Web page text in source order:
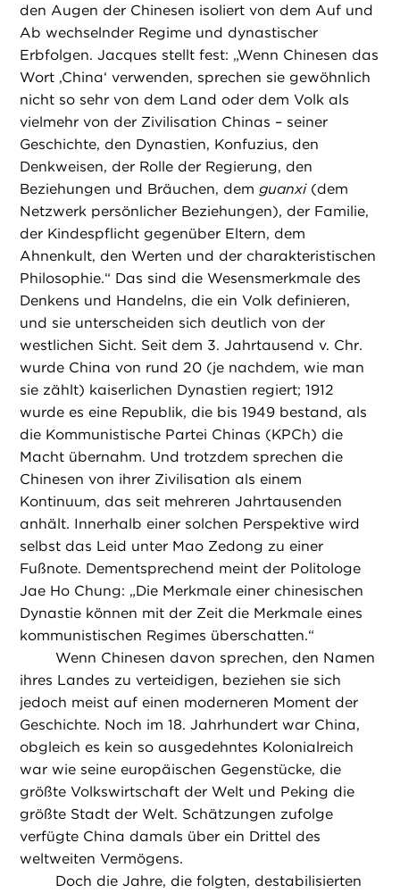
den Augen der Chinesen isoliert von dem Auf und
Ab wechselnder Regime und dynastischer
Erbfolgen. Jacques stellt fest: „Wenn Chinesen das
Wort ,China‘ verwenden, sprechen sie gewöhnlich
nicht so sehr von dem Land oder dem Volk als
vielmehr von der Zivilisation Chinas – seiner
Geschichte, den Dynastien, Konfuzius, den
Denkweisen, der Rolle der Regierung, den
Beziehungen und Bräuchen, dem guanxi(dem
Netzwerk persönlicher Beziehungen), der Familie,
der Kindespflicht gegenüber Eltern, dem
Ahnenkult, den Werten und der charakteristischen
Philosophie.“ Das sind die Wesensmerkmale des
Denkens und Handelns, die ein Volk definieren,
und sie unterscheiden sich deutlich von der
westlichen Sicht. Seit dem 3. Jahrtausend v. Chr.
wurde China von rund 20 (je nachdem, wie man
sie zählt) kaiserlichen Dynastien regiert; 1912
wurde es eine Republik, die bis 1949 bestand, als
die Kommunistische Partei Chinas (KPCh) die
Macht übernahm. Und trotzdem sprechen die
Chinesen von ihrer Zivilisation als einem
Kontinuum, das seit mehreren Jahrtausenden
anhält. Innerhalb einer solchen Perspektive wird
selbst das Leid unter Mao Zedong zu einer
Fußnote. Dementsprechend meint der Politologe
Jae Ho Chung: „Die Merkmale einer chinesischen
Dynastie können mit der Zeit die Merkmale eines
kommunistischen Regimes überschatten.“
Wenn Chinesen davon sprechen, den Namen
ihres Landes zu verteidigen, beziehen sie sich
jedoch meist auf einen moderneren Moment der
Geschichte. Noch im 18. Jahrhundert war China,
obgleich es kein so ausgedehntes Kolonialreich
war wie seine europäischen Gegenstücke, die
größte Volkswirtschaft der Welt und Peking die
größte Stadt der Welt. Schätzungen zufolge
verfügte China damals über ein Drittel des
weltweiten Vermögens.
Doch die Jahre, die folgten, destabilisierten